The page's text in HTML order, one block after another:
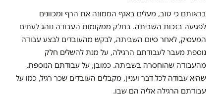
בראותם כי טוב, מעלים באגף הממונה את הרף ומכוונים
לפגיעה בזכות השביתה. בחלק ממקומות העבודה נוהג לעתים
המעסיק, לאחר סיום השביתה, לבקש מהעובדים לבצע עבודה
נוספת מעבר לעבודתם הרגילה, על מנת להשלים חלק
מהעבודה שהוחסרה בשביתה. כמובן, על עבודתם הנוספת,
שהיא עבודה לכל דבר ועניין, מקבלים העובדים שכר רגיל, כמו על
עבודתם הרגילה אליה הם שבו.